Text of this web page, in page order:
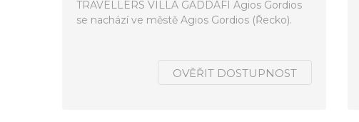
TRAVELLERS VILLA GADDAFI Agios Gordios
se nachází ve městě Agios Gordios (Řecko).
OVĚŘIT DOSTUPNOST